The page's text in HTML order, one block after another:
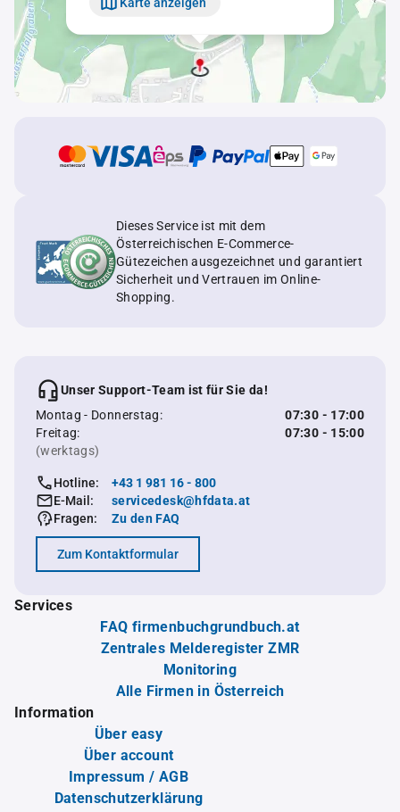
Dieses Service ist mit dem
Österreichischen E-Commerce-
Gütezeichen ausgezeichnet und garantiert
Sicherheit und Vertrauen im Online-
Shopping.
Unser Support-Team ist für Sie da!
Montag - Donnerstag:
07:30 - 17:00
Freitag:
07:30 - 15:00
(werktags)
Hotline:
+43 1 981 16 - 800
E-Mail:
servicedesk@hfdata.at
Fragen:
Zu den FAQ
Zum Kontaktformular
Services
FAQ firmenbuchgrundbuch.at
Zentrales Melderegister ZMR
Monitoring
Alle Firmen in Österreich
Information
Über easy
Über account
Impressum / AGB
Datenschutzerklärung